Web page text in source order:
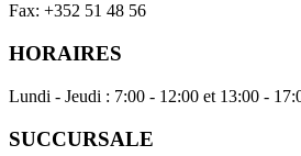
Fax: +352 51 48 56
HORAIRES
Lundi - Jeudi : 7:00 - 12:00 et 13:00 -
SUCCURSALE